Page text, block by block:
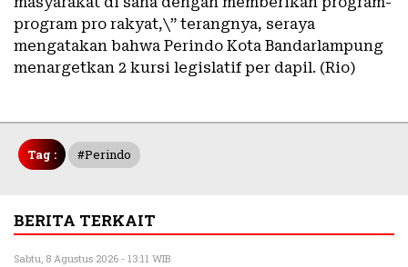
program pro rakyat,\” terangnya, seraya
mengatakan bahwa Perindo Kota Bandarlampung
menargetkan 2 kursi legislatif per dapil. (Rio)
Tag : #perindo
BERITA TERKAIT
Sabtu, 8 Agustus 2026 - 13:11 WIB